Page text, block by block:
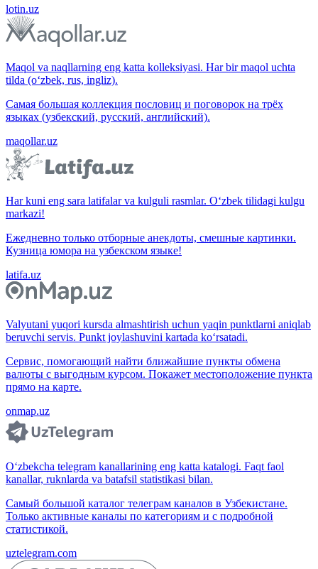
lotin.uz
Maqol va naqllarning eng katta kolleksiyasi. Har bir maqol uchta
tilda (o‘zbek, rus, ingliz).
Самая большая коллекция пословиц и поговорок на трёх
языках (узбекский, русский, английский).
maqollar.uz
Har kuni eng sara latifalar va kulguli rasmlar. O‘zbek tilidagi kulgu
markazi!
Ежедневно только отборные анекдоты, смешные картинки.
Кузница юмора на узбекском языке!
latifa.uz
Valyutani yuqori kursda almashtirish uchun yaqin punktlarni aniqlab
beruvchi servis. Punkt joylashuvini kartada ko‘rsatadi.
Сервис, помогающий найти ближайшие пункты обмена
валюты с выгодным курсом. Покажет местоположение пункта
прямо на карте.
onmap.uz
O‘zbekcha telegram kanallarining eng katta katalogi. Faqt faol
kanallar, ruknlarda va batafsil statistikasi bilan.
Самый большой каталог телеграм каналов в Узбекистане.
Только активные каналы по категориям и с подробной
статистикой.
uztelegram.com